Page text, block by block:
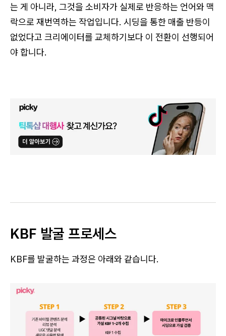
는 게 아니라, 그것을 소비자가 실제로 반응하는 언어와 맥
락으로 재번역하는 작업입니다. 시딩을 통한 매출 반등이
없었다고 크리에이터를 교체하기보다 이 전환이 선행되어
야 합니다.
KBF 발굴 프로세스
KBF를 발굴하는 과정은 아래와 같습니다.